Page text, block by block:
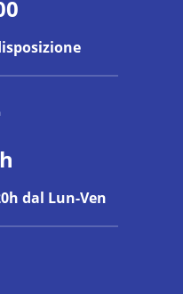
dal Lun-Ven